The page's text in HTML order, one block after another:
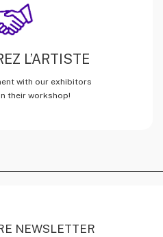
L’ARTISTE
with our exhibitors
their workshop!
NEWSLETTER